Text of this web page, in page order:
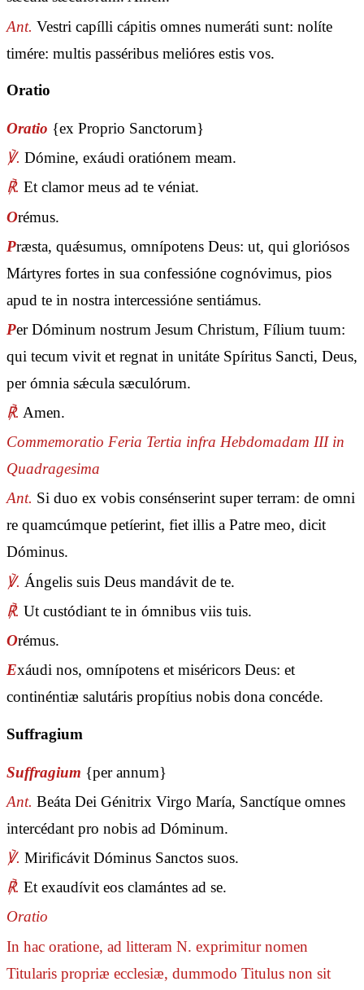
Ant. Vestri capílli cápitis omnes numeráti sunt: nolíte
timére: multis passéribus melióres estis vos.
Oratio
Oratio {ex Proprio Sanctorum}
℣. Dómine, exáudi oratiónem meam.
℟. Et clamor meus ad te véniat.
Orémus.
Præsta, quǽsumus, omnípotens Deus: ut, qui gloriósos
Mártyres fortes in sua confessióne cognóvimus, pios
apud te in nostra intercessióne sentiámus.
Per Dóminum nostrum Jesum Christum, Fílium tuum:
qui tecum vivit et regnat in unitáte Spíritus Sancti, Deus,
per ómnia sǽcula sæculórum.
℟. Amen.
Commemoratio Feria Tertia infra Hebdomadam III in
Quadragesima
Ant. Si duo ex vobis consénserint super terram: de omni
re quamcúmque petíerint, fiet illis a Patre meo, dicit
Dóminus.
℣. Ángelis suis Deus mandávit de te.
℟. Ut custódiant te in ómnibus viis tuis.
Orémus.
Exáudi nos, omnípotens et miséricors Deus: et
continéntiæ salutáris propítius nobis dona concéde.
Suffragium
Suffragium {per annum}
Ant. Beáta Dei Génitrix Virgo María, Sanctíque omnes
intercédant pro nobis ad Dóminum.
℣. Mirificávit Dóminus Sanctos suos.
℟. Et exaudívit eos clamántes ad se.
Oratio
In hac oratione, ad litteram N. exprimitur nomen
Titularis propriæ ecclesiæ, dummodo Titulus non sit